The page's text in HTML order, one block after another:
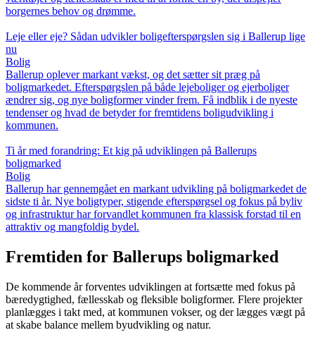
borgernes behov og drømme.
Leje eller eje? Sådan udvikler boligefterspørgslen sig i Ballerup lige
nu
Bolig
Ballerup oplever markant vækst, og det sætter sit præg på
boligmarkedet. Efterspørgslen på både lejeboliger og ejerboliger
ændrer sig, og nye boligformer vinder frem. Få indblik i de nyeste
tendenser og hvad de betyder for fremtidens boligudvikling i
kommunen.
Ti år med forandring: Et kig på udviklingen på Ballerups
boligmarked
Bolig
Ballerup har gennemgået en markant udvikling på boligmarkedet de
sidste ti år. Nye boligtyper, stigende efterspørgsel og fokus på byliv
og infrastruktur har forvandlet kommunen fra klassisk forstad til en
attraktiv og mangfoldig bydel.
Fremtiden for Ballerups boligmarked
De kommende år forventes udviklingen at fortsætte med fokus på
bæredygtighed, fællesskab og fleksible boligformer. Flere projekter
planlægges i takt med, at kommunen vokser, og der lægges vægt på
at skabe balance mellem byudvikling og natur.